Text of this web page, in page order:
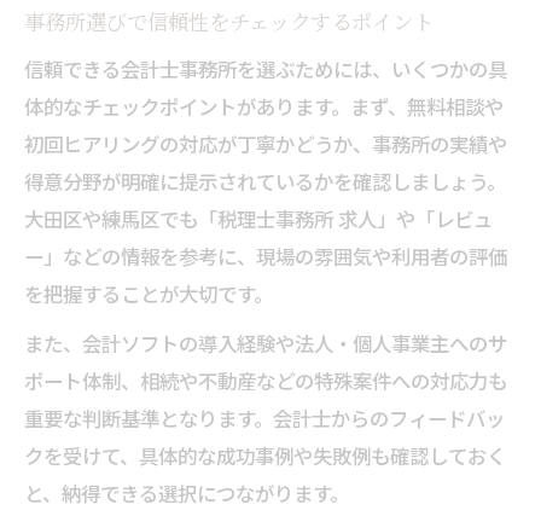
事務所選びで信頼性をチェックするポイント
信頼できる会計士事務所を選ぶためには、いくつかの具
体的なチェックポイントがあります。まず、無料相談や
初回ヒアリングの対応が丁寧かどうか、事務所の実績や
得意分野が明確に提示されているかを確認しましょう。
大田区や練馬区でも「税理士事務所 求人」や「レビュ
ー」などの情報を参考に、現場の雰囲気や利用者の評価
を把握することが大切です。
また、会計ソフトの導入経験や法人・個人事業主へのサ
ポート体制、相続や不動産などの特殊案件への対応力も
重要な判断基準となります。会計士からのフィードバッ
クを受けて、具体的な成功事例や失敗例も確認しておく
と、納得できる選択につながります。